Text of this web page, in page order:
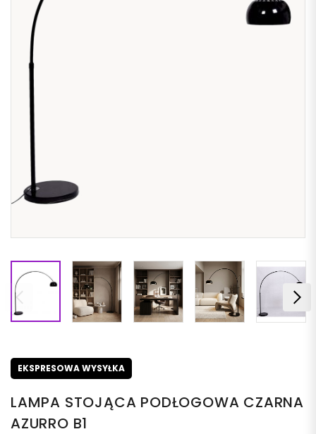
EKSPRESOWA WYSYŁKA
LAMPA STOJĄCA PODŁOGOWA CZARNA
AZURRO B1